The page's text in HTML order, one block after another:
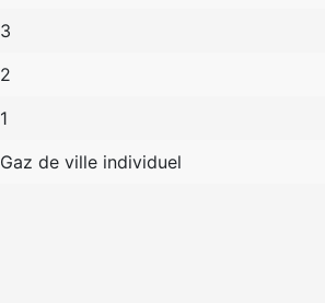
3
2
1
Gaz de ville individuel